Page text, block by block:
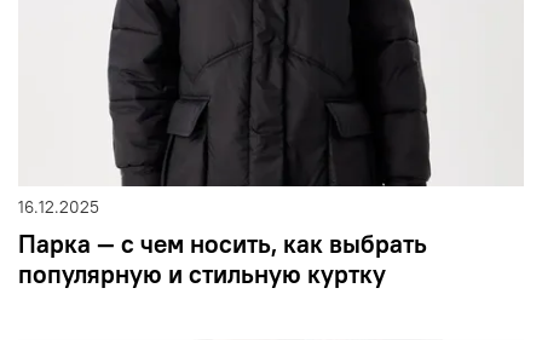
16.12.2025
Парка — с чем носить, как выбрать
популярную и стильную куртку